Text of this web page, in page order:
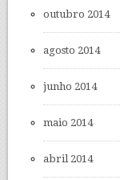
outubro 2014
agosto 2014
junho 2014
maio 2014
abril 2014